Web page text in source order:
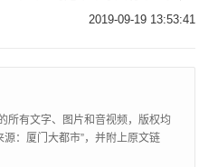
出演过许多大热剧集了。她是《楚
2019-09-19 13:53:41
所有文字、图片和音视频，版权均
：厦门大都市”，并附上原文链